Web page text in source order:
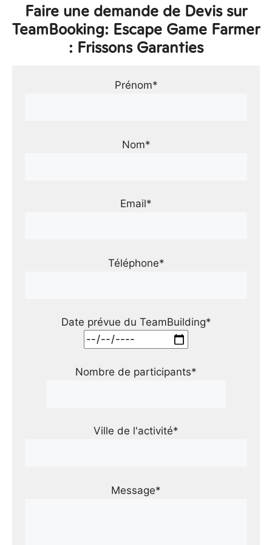
Faire une demande de Devis sur
TeamBooking: Escape Game Farmer
: Frissons Garanties
Prénom*
Nom*
Email*
Téléphone*
Date prévue du TeamBuilding*
Nombre de participants*
Ville de l'activité*
Message*